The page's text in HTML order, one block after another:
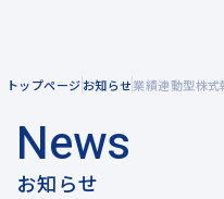
事業紹介
トップページお知らせ
News
お知らせ